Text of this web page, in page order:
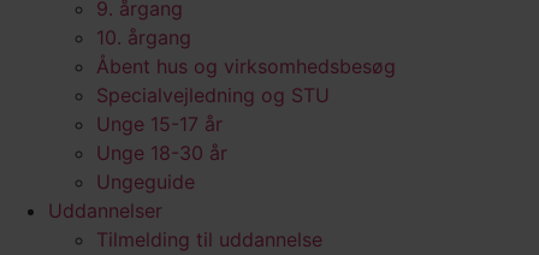
9. årgang
10. årgang
Åbent hus og virksomhedsbesøg
Specialvejledning og STU
Unge 15-17 år
Unge 18-30 år
Ungeguide
Uddannelser
Tilmelding til uddannelse